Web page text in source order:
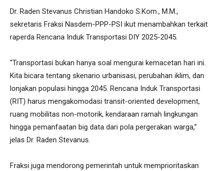
Dr. Raden Stevanus Christian Handoko S.Kom., M.M.,
sekretaris Fraksi Nasdem-PPP-PSI ikut menambahkan terkait
raperda Rencana Induk Transportasi DIY 2025-2045.
“Transportasi bukan hanya soal mengurai kemacetan hari ini.
Kita bicara tentang skenario urbanisasi, perubahan iklim, dan
lonjakan populasi hingga 2045. Rencana Induk Transportasi
(RIT) harus mengakomodasi transit-oriented development,
ruang mobilitas non-motorik, kendaraan ramah lingkungan
hingga pemanfaatan big data dari pola pergerakan warga,”
jelas Dr. Raden Stevanus.
Fraksi juga mendorong pemerintah untuk memprioritaskan